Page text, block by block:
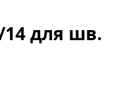
для шв.